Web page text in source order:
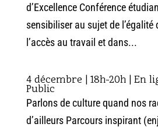
d’Excellence Conférence
sensibiliser au sujet de
l’accès au travail et dans...
4 décembre | 18h-20h | En
Public
Parlons de culture quand nos
d’ailleurs Parcours inspirant